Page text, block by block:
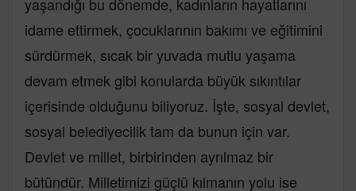
idame ettirmek, çocuklarının bakımı ve eğitimini
sürdürmek, sıcak bir yuvada mutlu yaşama
devam etmek gibi konularda büyük sıkıntılar
içerisinde olduğunu biliyoruz. İşte, sosyal devlet,
sosyal belediyecilik tam da bunun için var.
Devlet ve millet, birbirinden ayrılmaz bir
bütündür. Milletimizi güçlü kılmanın yolu ise